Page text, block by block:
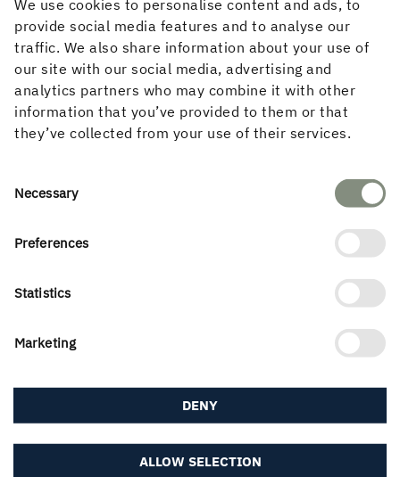
We use cookies to personalise content and ads, to
provide social media features and to analyse our
traffic. We also share information about your use of
our site with our social media, advertising and
analytics partners who may combine it with other
information that you’ve provided to them or that
they’ve collected from your use of their services.
Consent
Necessary
Preferences
Statistics
Marketing
ALLOW SELECTION
DENY
Klimaendringene driver
etterspørselen
karbonutslippene i Europa, og
eiendomsutviklere, arkitekter og byggefirmaer
har høye ambisjoner om å redusere
omstillingen, og denne utviklingen forventes å
særlig etter hvert som betong og stål begynner å